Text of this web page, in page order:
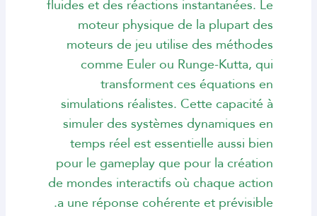
fluides et des réactions instantanées. Le
moteur physique de la plupart des
moteurs de jeu utilise des méthodes
comme Euler ou Runge-Kutta, qui
transforment ces équations en
simulations réalistes. Cette capacité à
simuler des systèmes dynamiques en
temps réel est essentielle aussi bien
pour le gameplay que pour la création
de mondes interactifs où chaque action
a une réponse cohérente et prévisible.